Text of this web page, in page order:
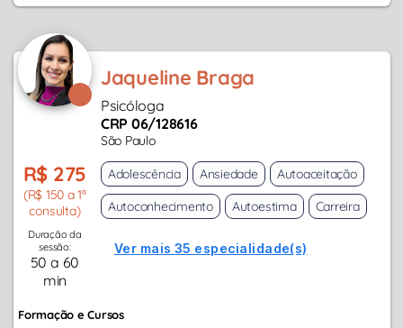
Jaqueline Braga
Psicóloga
CRP 06/128616
São Paulo
R$ 275
(R$ 150 a 1ª
consulta)
Duração da
sessão:
50 a 60
min
Adolescência Ansiedade
Autoaceitação
Autoconhecimento
Autoestima Carreira
Ver mais 35 especialidade(s)
Formação e Cursos